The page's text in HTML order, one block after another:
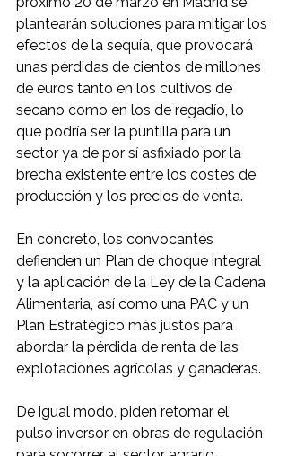
plantearán soluciones para mitigar los
efectos de la sequía, que provocará
unas pérdidas de cientos de millones
de euros tanto en los cultivos de
secano como en los de regadío, lo
que podría ser la puntilla para un
sector ya de por sí asfixiado por la
brecha existente entre los costes de
producción y los precios de venta.
En concreto, los convocantes
defienden un Plan de choque integral
y la aplicación de la Ley de la Cadena
Alimentaria, así como una PAC y un
Plan Estratégico más justos para
abordar la pérdida de renta de las
explotaciones agrícolas y ganaderas.
De igual modo, piden retomar el
pulso inversor en obras de regulación